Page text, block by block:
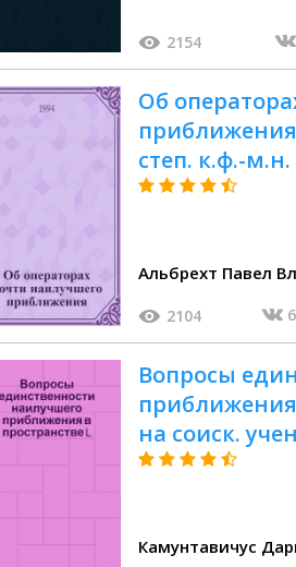
2154
Об
приближения
степ. к.ф.-м.н.
Альбрехт Павел
2104
Вопросы
приближения
на соиск.
Камунтавичус